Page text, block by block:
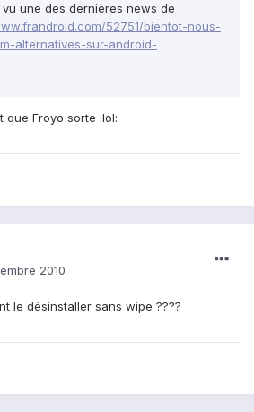
une des dernières news de
52751/bientot-nous-
alternatives-sur-android-
que Froyo sorte :lol:
2010
le désinstaller sans wipe ????